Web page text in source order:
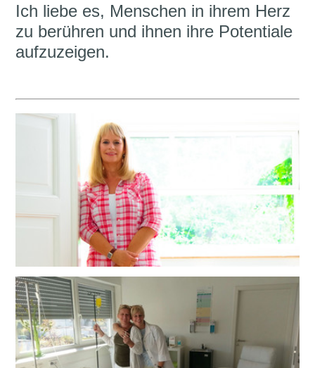
Ich liebe es, Menschen in ihrem Herz
zu berühren und ihnen ihre Potentiale
aufzuzeigen.